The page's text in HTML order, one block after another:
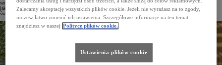
szczególnie istotnych z punktu widzenia użytkowników, takich jak koszty użytkowania, niezawodność oraz
jakość samochodów. Przeprowadzane przez nią testy, badania i rankingi dla milionów klientów na całym
świecie są często wyznacznikiem decyzji zakupowych.
Zalecamy akceptację wszystkich plików cookie. Jeżeli nie wyrażasz na to zgody,
możesz łatwo zmienić ich ustawienia. Szczegółowe informacje na ten temat
znajdziesz w naszej Polityce plików cookie.
Ustawienia plików cookie